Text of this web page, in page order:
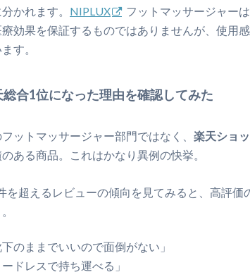
かれます。 NIPLUX
フットマッサージャー
効果を保証するものではありませんが、使用
す。
総合1位になった理由を確認してみた
ットマッサージャー部門ではなく、 楽天ショ
ある商品。これはかなり異例の快挙。
を超えるレビューの傾向を見てみると、高評
下のままでいいので面倒がない」
ードレスで持ち運べる」